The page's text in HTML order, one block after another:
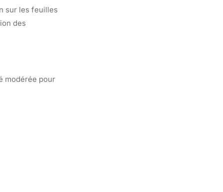
sur les feuilles
des
modérée pour